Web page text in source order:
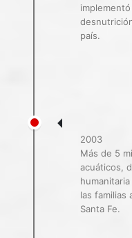
país.
2003
Más de 5
acuáticos,
las familias
Santa Fe.